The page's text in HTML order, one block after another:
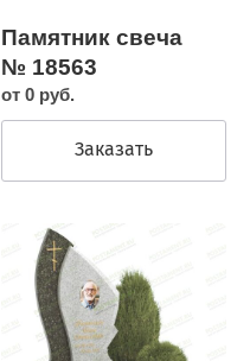
Памятник свеча
№ 18563
от 0 руб.
Заказать